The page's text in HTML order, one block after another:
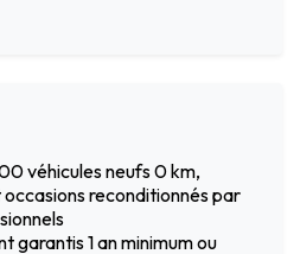
véhicules neufs 0 km,
reconditionnés par
garantis 1 an minimum ou